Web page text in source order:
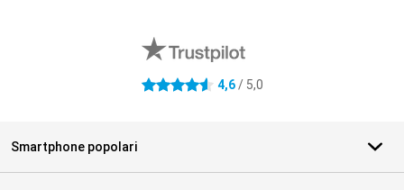
4.6 stelle 4,6/ 5,0
Smartphone popolari